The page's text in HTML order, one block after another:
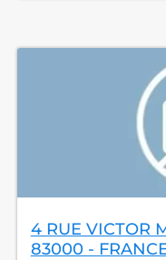
4 RUE VICTOR
83000 -